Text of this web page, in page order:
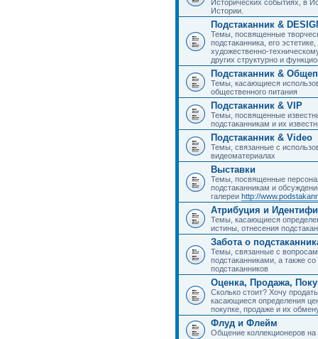
Исторических событиях, в
Истории.
Подстаканник &
Темы, посвященные
подстаканника, его
художественно-
других структурно и
Подстаканник &
Темы, касающиеся
общественного питания
Подстаканник & VIP
Темы, посвященные
подстаканникам и их
Подстаканник & Video
Темы, связанные с
видеоматериалах
Выставки
Темы, посвященные
подстаканникам и
галереи http://
Атрибуция и
Темы, касающиеся
истины, отнесения
Забота о
Темы, связанные с
подстаканниками, а также
подстаканников
Оценка, Продажа,
Сколько стоит? Хочу
касающиеся определения
покупке, продаже и их
Флуд и Флейм
Общение коллекционеров